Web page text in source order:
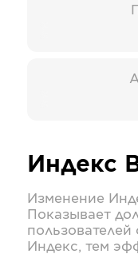
Индекс
Изменение
Показывает
Индекс, тем